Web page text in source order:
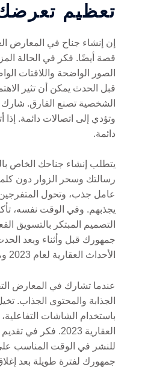
تعظيم
إن إنشاء جناح في المعارض
قصة أيضًا. فكر في الحالة
الصور الواضحة واللافتات
قبل الحدث يمكن أن تثير
الشخصية تصنع الفارق. شارك
دائمة.
يتطلب إنشاء جناحك الخاص
رسالتك وسحر الزوار دون
عامل جذب، وتحول
يجذبهم. وفي الوقت نفسه،
التصميم المبتكر بالتسويق
جمهورك قبل وأثناء وبعد
الأحداث العقارية لعام 2023 وما بعده.
عندما تشارك في المعارض
الجذابة والمحتوى الجذاب.
باستخدام الشاشات
العقارية 2023.
للنشر في الوقت المناسب
جمهورك لفترة طويلة بعد